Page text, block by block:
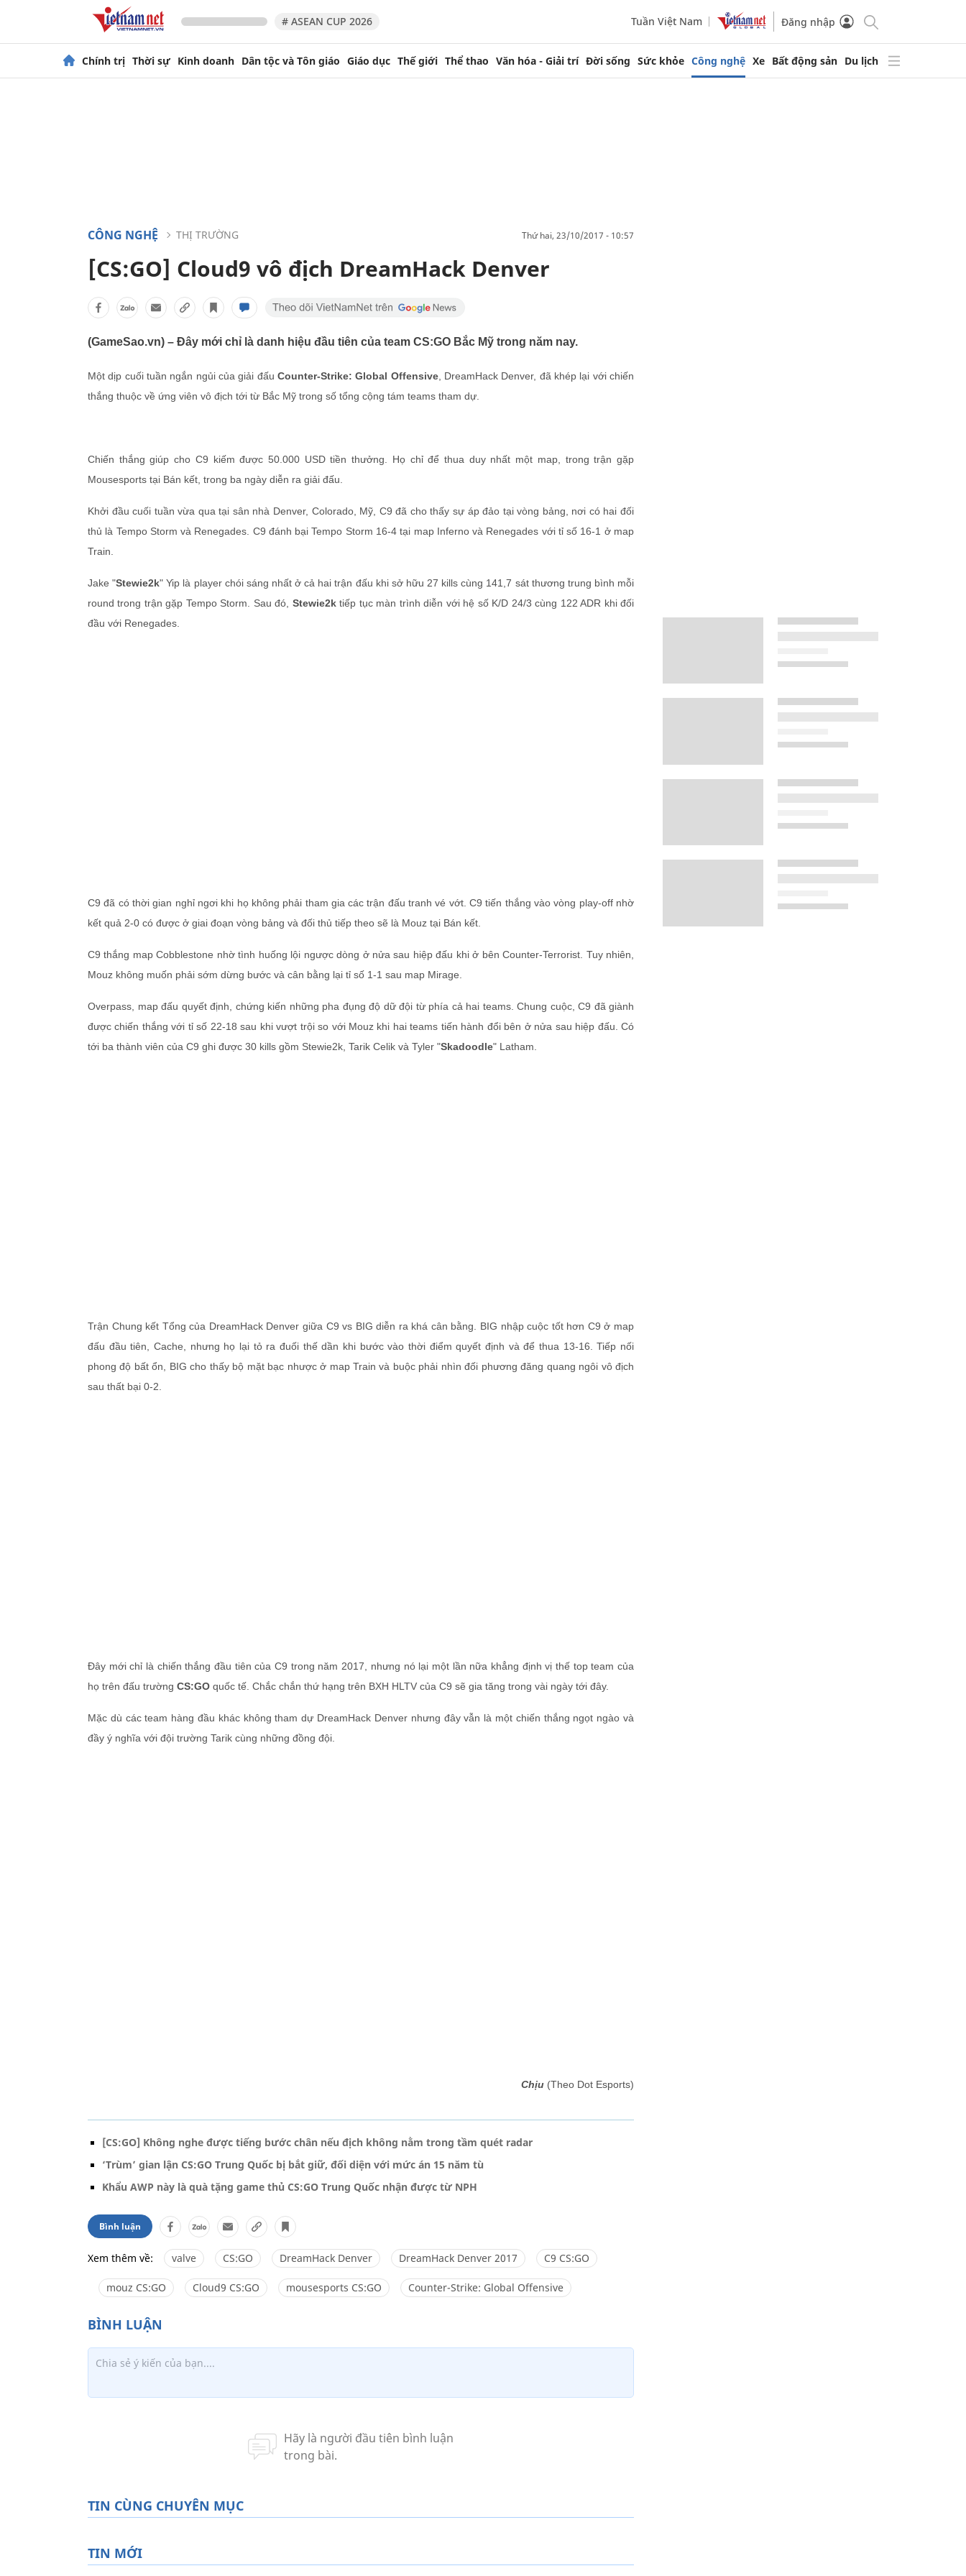
# ASEAN CUP 2026 Tuần Việt Nam Đăng nhập
Chính trị Thời sự Kinh doanh Dân tộc và Tôn giáo Giáo dục Thế giới Thể thao Văn hóa - Giải trí Đời sống Sức khỏe Công nghệ Xe Bất động sản Du lịch
CÔNG NGHỆ THỊ TRƯỜNG thứ hai, 23/10/2017 - 10:57
[CS:GO] Cloud9 vô địch DreamHack Denver
(GameSao.vn) – Đây mới chỉ là danh hiệu đầu tiên của team CS:GO Bắc Mỹ trong năm nay.
Một dịp cuối tuần ngắn ngủi của giải đấu Counter-Strike: Global Offensive, DreamHack Denver, đã khép lại với chiến
thắng thuộc về ứng viên vô địch tới từ Bắc Mỹ trong số tổng cộng tám teams tham dự.
Chiến thắng giúp cho C9 kiếm được 50.000 USD tiền thưởng. Họ chỉ để thua duy nhất một map, trong trận gặp
Mousesports tại Bán kết, trong ba ngày diễn ra giải đấu.
Khởi đầu cuối tuần vừa qua tại sân nhà Denver, Colorado, Mỹ, C9 đã cho thấy sự áp đảo tại vòng bảng, nơi có hai đối
thủ là Tempo Storm và Renegades. C9 đánh bại Tempo Storm 16-4 tại map Inferno và Renegades với tỉ số 16-1 ở map
Train.
Jake "Stewie2k" Yip là player chói sáng nhất ở cả hai trận đấu khi sở hữu 27 kills cùng 141,7 sát thương trung bình mỗi
round trong trận gặp Tempo Storm. Sau đó, Stewie2ktiếp tục màn trình diễn với hệ số K/D 24/3 cùng 122 ADR khi đối
đầu với Renegades.
C9 đã có thời gian nghỉ ngơi khi họ không phải tham gia các trận đấu tranh vé vớt. C9 tiến thắng vào vòng play-off nhờ
kết quả 2-0 có được ở giai đoạn vòng bảng và đối thủ tiếp theo sẽ là Mouz tại Bán kết.
C9 thắng map Cobblestone nhờ tình huống lội ngược dòng ở nửa sau hiệp đấu khi ở bên Counter-Terrorist. Tuy nhiên,
Mouz không muốn phải sớm dừng bước và cân bằng lại tỉ số 1-1 sau map Mirage.
Overpass, map đấu quyết định, chứng kiến những pha đụng độ dữ đội từ phía cả hai teams. Chung cuộc, C9 đã giành
được chiến thắng với tỉ số 22-18 sau khi vượt trội so với Mouz khi hai teams tiến hành đổi bên ở nửa sau hiệp đấu. Có
tới ba thành viên của C9 ghi được 30 kills gồm Stewie2k, Tarik Celik và Tyler "Skadoodle" Latham.
Trận Chung kết Tổng của DreamHack Denver giữa C9 vs BIG diễn ra khá cân bằng. BIG nhập cuộc tốt hơn C9 ở map
đấu đầu tiên, Cache, nhưng họ lại tỏ ra đuối thế dần khi bước vào thời điểm quyết định và để thua 13-16. Tiếp nối
phong độ bất ổn, BIG cho thấy bộ mặt bạc nhược ở map Train và buộc phải nhìn đối phương đăng quang ngôi vô địch
sau thất bại 0-2.
Đây mới chỉ là chiến thắng đầu tiên của C9 trong năm 2017, nhưng nó lại một lần nữa khẳng định vị thế top team của
họ trên đấu trường CS:GO quốc tế. Chắc chắn thứ hạng trên BXH HLTV của C9 sẽ gia tăng trong vài ngày tới đây.
Mặc dù các team hàng đầu khác không tham dự DreamHack Denver nhưng đây vẫn là một chiến thắng ngọt ngào và
đầy ý nghĩa với đội trường Tarik cùng những đồng đội.
Chịu (Theo Dot Esports)
[CS:GO] Không nghe được tiếng bước chân nếu địch không nằm trong tầm quét radar
‘Trùm’ gian lận CS:GO Trung Quốc bị bắt giữ, đối diện với mức án 15 năm tù
Khẩu AWP này là quà tặng game thủ CS:GO Trung Quốc nhận được từ NPH
Bình luận
Xem thêm về: valve CS:GO DreamHack Denver DreamHack Denver 2017 C9 CS:GO
mouz CS:GO Cloud9 CS:GO mousesports CS:GO Counter-Strike: Global Offensive
TIN CÙNG CHUYÊN MỤC
TIN MỚI